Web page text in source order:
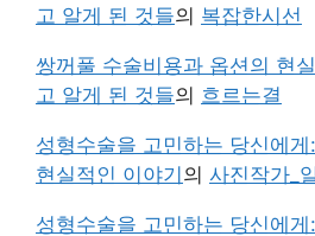
고 알게 된 것들의 복잡한시선
쌍꺼풀 수술비용과 옵션의 현
고 알게 된 것들의 흐르는결
성형수술을 고민하는 당신에
현실적인 이야기 의 사진작가_
성형수술을 고민하는 당신에